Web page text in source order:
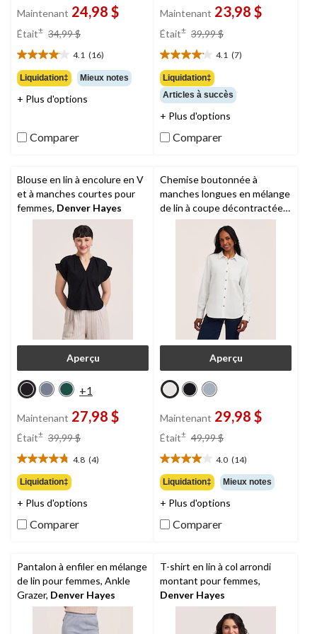
Maintenant 24,98 $
Était± 34,99 $
34,99 $
4.1 (16)
4.1
étoile(s)
sur
5.
Liquidation‡ Mieux notes
+ Plus d'options
Comparer
Maintenant 23,98 $
Était± 39,99 $
39,99 $
4.1 (7)
4.1
étoile(s)
sur
5.
7
Liquidation‡
Articles à succès
+ Plus d'options
Comparer
Blouse en lin à encolure en V
et à manches courtes pour
femmes, Denver Hayes
Aperçu
+1
Maintenant 27,98 $
Était± 39,99 $
39,99 $
4.8 (4)
4.8
étoile(s)
sur
5.
4
évaluations
Liquidation‡
+ Plus d'options
Comparer
Chemise boutonnée à
manches longues en mélange
de lin à coupe décontractée
pour femmes,Denver Hayes
Aperçu
Maintenant 29,98 $
Était± 49,99 $
49,99 $
4.0 (14)
4.0
étoile(s)
sur
5.
14
évaluations
Liquidation‡ Mieux notes
+ Plus d'options
Comparer
Pantalon à enfiler en mélange
de lin pour femmes, Ankle
Grazer, Denver Hayes
T-shirt en lin à col arrondi
montant pour femmes,
Denver Hayes